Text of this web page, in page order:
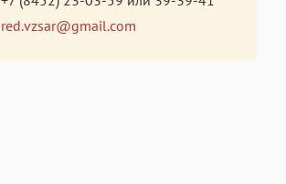
red.vzsar@gmail.com